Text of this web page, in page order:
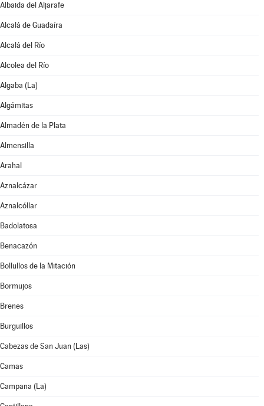
Albaida del Aljarafe
Alcalá de Guadaíra
Alcalá del Río
Alcolea del Río
Algaba (La)
Algámitas
Almadén de la Plata
Almensilla
Arahal
Aznalcázar
Aznalcóllar
Badolatosa
Benacazón
Bollullos de la Mitación
Bormujos
Brenes
Burguillos
Cabezas de San Juan (Las)
Camas
Campana (La)